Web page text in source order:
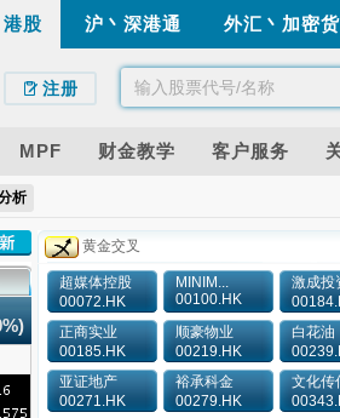
外汇丶加密
沪丶深港通
港股
注册
MPF 财金教学 客户服务
析
黄金交叉
超媒体控股
00072.HK
MINIM...
00100.HK
激成投
正商实业
00185.HK
顺豪物业
00219.HK
白花油
亚证地产
00271.HK
裕承科金
00279.HK
文化传